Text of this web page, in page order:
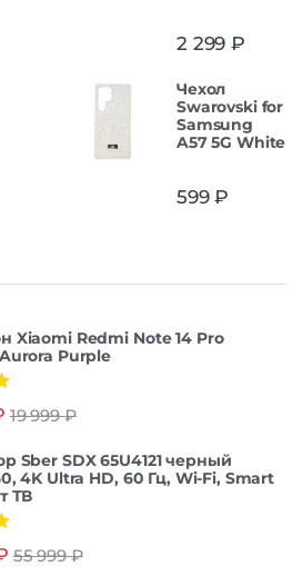
2 299 ₽
Чехол
Swarovski for
Samsung
A57 5G White
599₽
Xiaomi Redmi Note 14 Pro
Purple
19 999₽
Sber SDX 65U4121 черный
4K Ultra HD, 60 Гц, Wi-Fi, Smart
ТВ
55 999₽